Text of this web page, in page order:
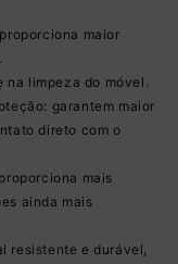
maior
na limpeza do móvel.
garantem maior
direto com o
mais
ainda mais
resistente e durável,